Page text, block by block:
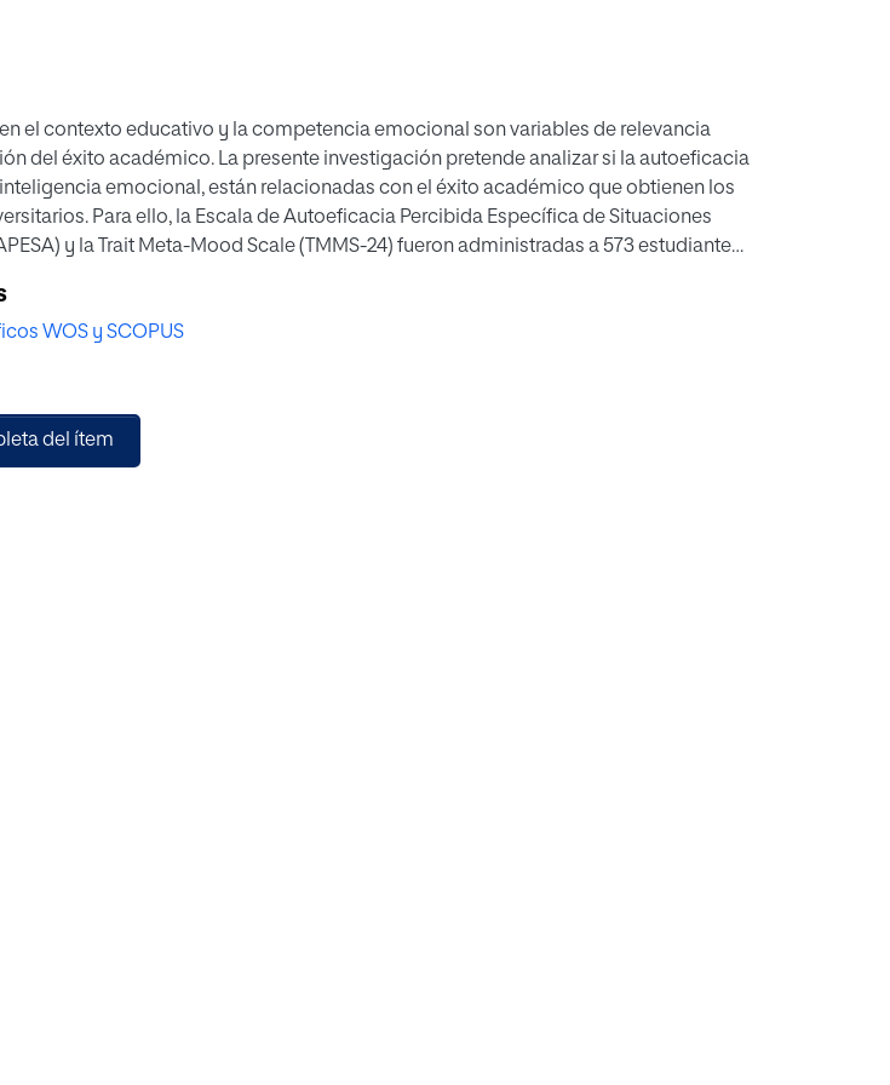
el contexto educativo y la competencia emocional son variables de relevancia
del éxito académico. La presente investigación pretende analizar si la autoeficacia
emocional, están relacionadas con el éxito académico que obtienen los
Para ello, la Escala de Autoeficacia Percibida Específica de Situaciones
y la Trait Meta-Mood Scale (TMMS-24) fueron administradas a 573 estudiantes
de Educación Primaria. Los resultados muestran que ambas variables están
relacionadas con el éxito académico y que los alumnos con un bajo éxito escolar
menores en inteligencia emocional y en autoeficacia académica. Estos
en el alumnado universitario para mejorar su éxito en los estudios, así como su
docentes.
WOS y SCOPUS
del ítem